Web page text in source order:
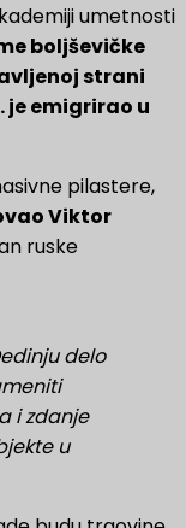
umetnosti
boljševičke
strani
je emigrirao u
pilastere,
Viktor
ruske
delo
i zdanje
u